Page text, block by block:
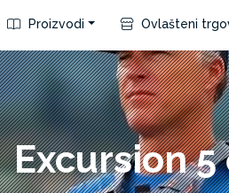
Proizvodi Ovlašteni
Excursion